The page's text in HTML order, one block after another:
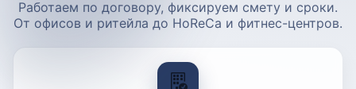
Работаем по договору, фиксируем смету и сроки.
От офисов и ритейла до HoReCa и фитнес-центров.